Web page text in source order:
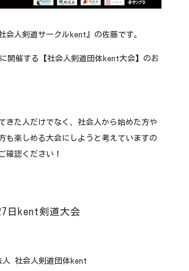
会人剣道サークルkent』の佐藤です。
開催する【社会人剣道団体kent大会】のお
きた人だけでなく、社会人から始めた方や
も楽しめる大会にしようと考えていますの
確認ください！
日kent剣道大会
人 社会人剣道団体kent